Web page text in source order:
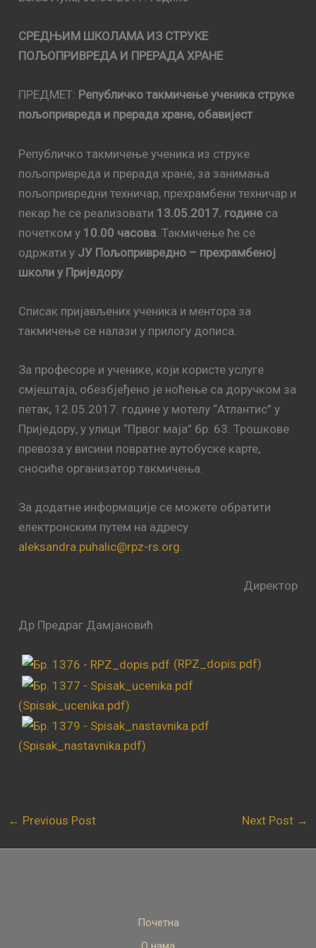
СРЕДЊИМ ШКОЛАМА ИЗ СТРУКЕ
ПОЉОПРИВРЕДА И ПРЕРАДА ХРАНЕ
ПРЕДМЕТ: Републичко такмичење ученика струке
пољопривреда и прерада хране, обавијест
Републичко такмичење ученика из струке
пољопривреда и прерада хране, за занимања
пољопривредни техничар, прехрамбени техничар и
пекар ће се реализовати 13.05.2017. године са
почетком у 10.00 часова . Такмичење ће се
одржати у ЈУ Пољопривредно – прехрамбеној
школи у Приједору.
Списак пријављених ученика и ментора за
такмичење се налази у прилогу дописа.
За професоре и ученике, који користе услуге
смјештаја, обезбјеђено је ноћење са доручком за
петак, 12.05.2017. године у мотелу “Атлантис” у
Приједору, у улици “Првог маја” бр. 63. Трошкове
превоза у висини повратне аутобуске карте,
сносиће организатор такмичења.
За додатне информације се можете обратити
електронским путем на адресу
aleksandra.puhalic@rpz-rs.org.
Директор
Др Предраг Дамјановић
(RPZ_dopis.pdf)
(Spisak_ucenika.pdf)
(Spisak_nastavnika.pdf)
← Previous Post Next Post →
Почетна